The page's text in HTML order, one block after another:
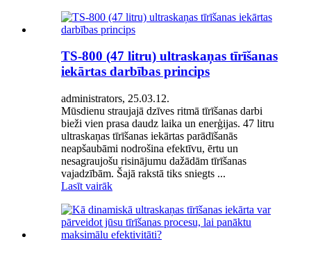
TS-800 (47 litru) ultraskaņas tīrīšanas
iekārtas darbības princips
administrators, 25.03.12.
Mūsdienu straujajā dzīves ritmā tīrīšanas darbi
bieži vien prasa daudz laika un enerģijas. 47 litru
ultraskaņas tīrīšanas iekārtas parādīšanās
neapšaubāmi nodrošina efektīvu, ērtu un
nesagraujošu risinājumu dažādām tīrīšanas
vajadzībām. Šajā rakstā tiks sniegts ...
Lasīt vairāk